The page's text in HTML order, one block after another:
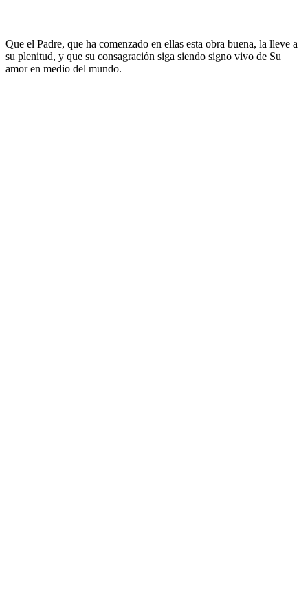
Que el Padre, que ha comenzado en ellas esta obra buena, la lleve a
su plenitud, y que su consagración siga siendo signo vivo de Su
amor en medio del mundo.